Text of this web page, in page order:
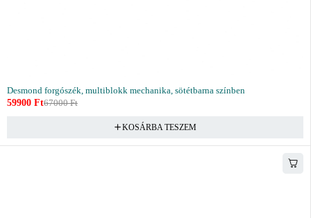
Desmond forgószék, multiblokk mechanika, sötétbarna színben
67000Ft
59900 Ft
KOSÁRBA TESZEM